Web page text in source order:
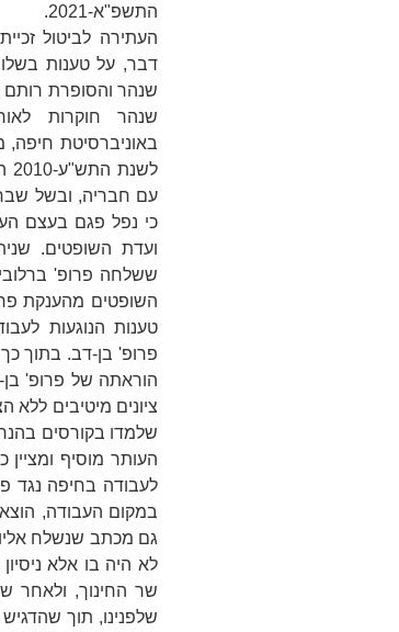
התשפ"א-2021.
העתירה לביטול
דבר, על טענות
שנהר והסופרת רותם
שנהר חוקרות
באוניברסיטת
עם חבריה, ובשל
כי נפל פגם בעצם
ועדת השופטים.
ששלחה פרופ'
השופטים מהענקת
טענות הנוגעות
פרופ' בן-דב. בתוך
הוראתה של פרופ' בן-
ציונים מיטיבים ללא
שלמדו בקורסים
העותר מוסיף ומציין
לעבודה בחיפה נגד
במקום העבודה,
לא היה בו אלא
שר החינוך, ולאחר
שלפנינו, תוך